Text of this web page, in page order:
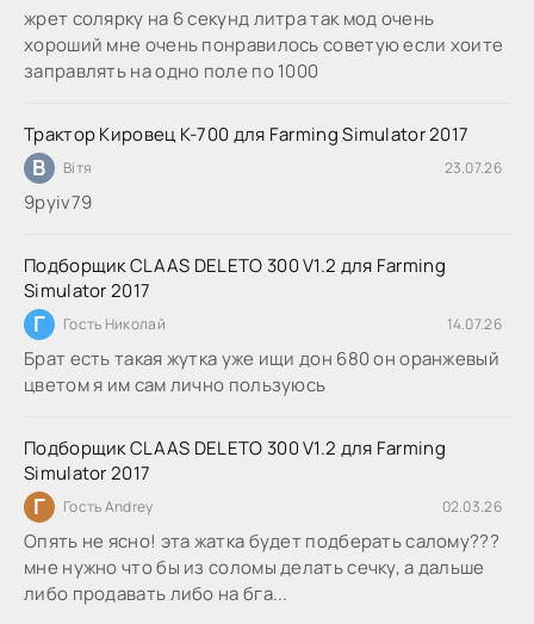
жрет солярку на 6 секунд литра так мод очень
хороший мне очень понравилось советую если хоите
заправлять на одно поле по 1000
Трактор Кировец К-700 для Farming Simulator 2017
В Вітя 23.07.26
9руіv79
Подборщик CLAAS DELETO 300 V1.2 для Farming
Simulator 2017
Г Гость Николай 14.07.26
Брат есть такая жутка уже ищи дон 680 он оранжевый
цветом я им сам лично пользуюсь
Подборщик CLAAS DELETO 300 V1.2 для Farming
Simulator 2017
Г Гость Andrey 02.03.26
Опять не ясно! эта жатка будет подберать салому???
мне нужно что бы из соломы делать сечку, а дальше
либо продавать либо на бга...